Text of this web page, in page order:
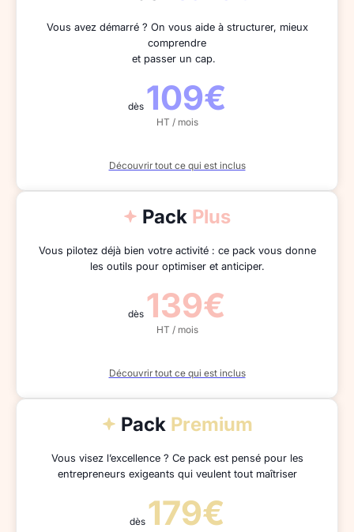
Vous avez démarré ? On vous aide à structurer, mieux
comprendre
et passer un cap.
dès 109€
HT / mois
Découvrir tout ce qui est inclus
Pack Plus
Vous pilotez déjà bien votre activité : ce pack vous donne
les outils pour optimiser et anticiper.
dès 139€
HT / mois
Découvrir tout ce qui est inclus
Pack Premium
Vous visez l’excellence ? Ce pack est pensé pour les
entrepreneurs exigeants qui veulent tout maîtriser
dès 179€